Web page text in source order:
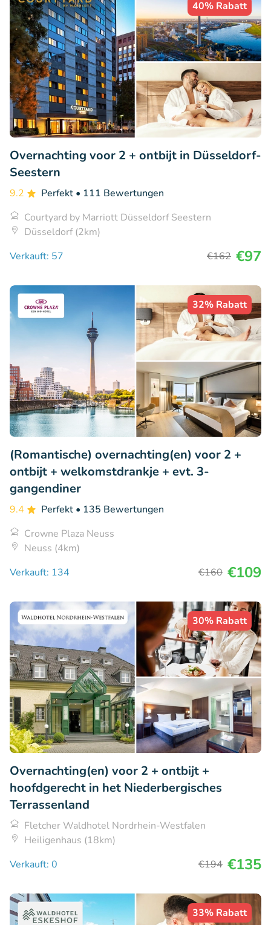
40% Rabatt
Overnachting voor 2 + ontbijt in Düsseldorf-
Seestern
9.2 Perfekt • 111 Bewertungen
Courtyard by Marriott Düsseldorf Seestern
Düsseldorf (2km)
Verkauft: 57
€162 €97
32% Rabatt
(Romantische) overnachting(en) voor 2 +
ontbijt + welkomstdrankje + evt. 3-
gangendiner
9.4 Perfekt • 135 Bewertungen
Crowne Plaza Neuss
Neuss (4km)
Verkauft: 134
€160 €109
30% Rabatt
Overnachting(en) voor 2 + ontbijt +
hoofdgerecht in het Niederbergisches
Terrassenland
Fletcher Waldhotel Nordrhein-Westfalen
Heiligenhaus (18km)
Verkauft: 0
€194 €135
33% Rabatt